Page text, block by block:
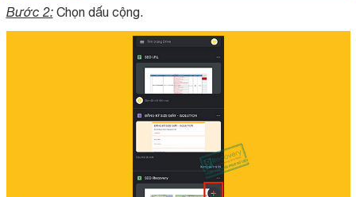
Bước 2:Chọn dấu cộng.